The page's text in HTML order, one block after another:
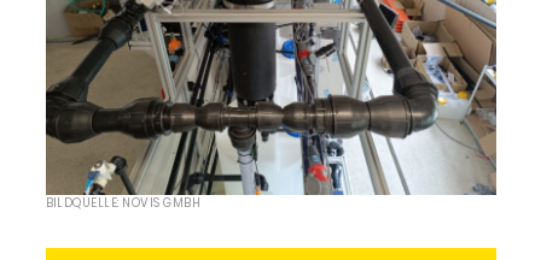
BILDQUELLE: NOVIS GMBH